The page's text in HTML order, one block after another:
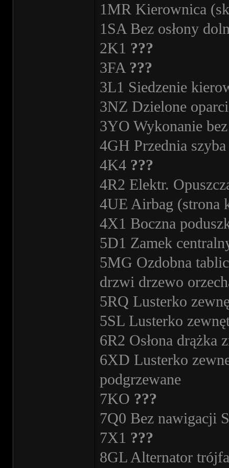
1MR Kierownica
1SA Bez osłony
2K1 ???
3FA ???
3L1 Siedzenie
3NZ Dzielone
3YO Wykonanie
4GH Przednia
4K4 ???
4R2 Elektr.
4UE Airbag (strona
4X1 Boczna
5D1 Zamek
5MG Ozdobna
drzwi drzewo
5RQ Lusterko
5SL Lusterko
6R2 Osłona drążka
6XD Lusterko
podgrzewane
7KO ???
7Q0 Bez nawigacji
7X1 ???
8GL Alternator